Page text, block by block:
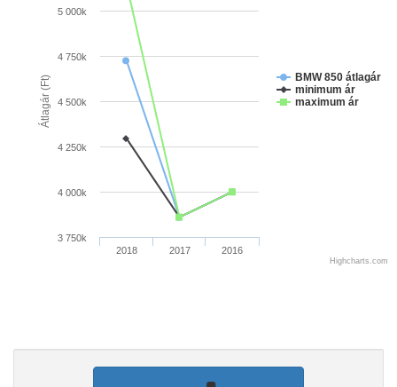
Átlagár (Ft)
BMW 850 átlagár
minimum ár
maximum ár
2018 2017 2016
3 750k
4 000k
4 250k
4 500k
4 750k
5 000k
Highcharts.com